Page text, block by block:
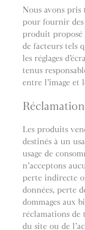
Nous avons pris
pour fournir des
produit proposé
de facteurs tels
les réglages
tenus
entre l’image et
Les produits
destinés à un
usage de
n’acceptons
perte indirecte
données, perte
dommages aux
réclamations de
du site ou de